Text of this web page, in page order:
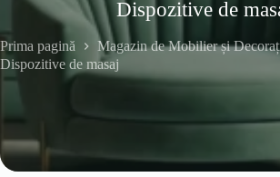
Dispozitive de
Prima pagină Magazin de Mobilier și
Dispozitive de masaj